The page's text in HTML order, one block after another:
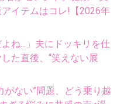
イテムはコレ!【2026年
ね...」夫にドッキリを仕
た直後、“笑えない展
ない”問題、どう乗り越